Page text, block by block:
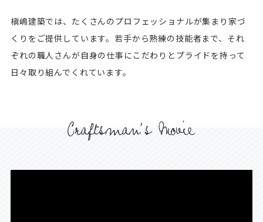
槇嶋建築では、たくさんのプロフェッショナルが集まり家づ
くりをご提供しています。若手から熟練の技能者まで、それ
ぞれの職人さんが自身の仕事にこだわりとプライドを持って
日々取り組んでくれています。